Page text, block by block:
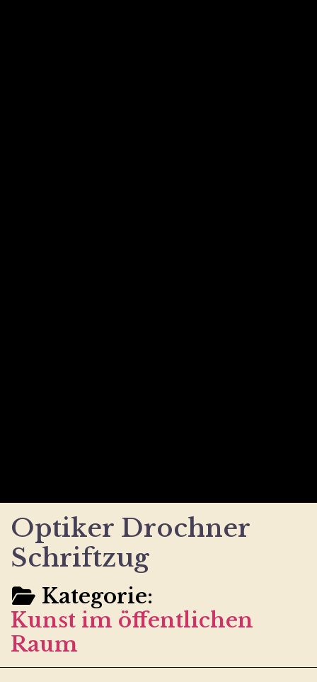
Optiker Drochner
Schriftzug
Kategorie:
Kunst im öffentlichen
Raum